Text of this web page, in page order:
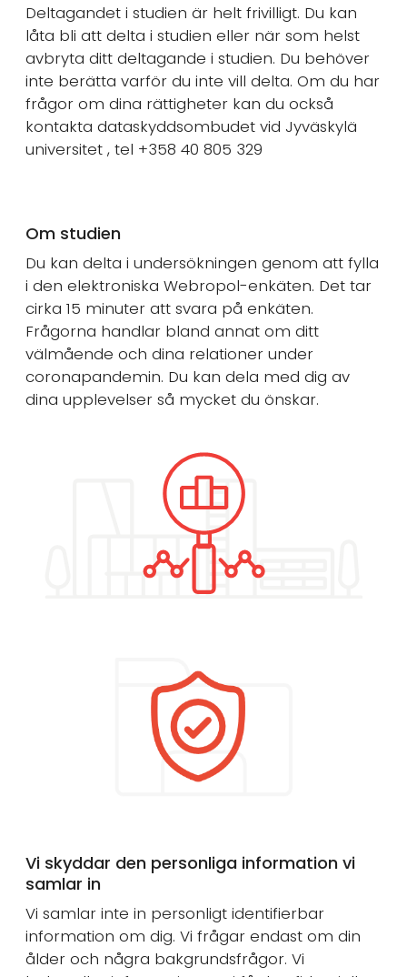
Deltagandet i studien är helt frivilligt. Du kan
låta bli att delta i studien eller när som helst
avbryta ditt deltagande i studien. Du behöver
inte berätta varför du inte vill delta. Om du har
frågor om dina rättigheter kan du också
kontakta dataskyddsombudet vid Jyväskylä
universitet , tel +358 40 805 329
Om studien
Du kan delta i undersökningen genom att fylla
i den elektroniska Webropol-enkäten. Det tar
cirka 15 minuter att svara på enkäten.
Frågorna handlar bland annat om ditt
välmående och dina relationer under
coronapandemin. Du kan dela med dig av
dina upplevelser så mycket du önskar.
Vi skyddar den personliga information vi
samlar in
Vi samlar inte in personligt identifierbar
information om dig. Vi frågar endast om din
ålder och några bakgrundsfrågor. Vi